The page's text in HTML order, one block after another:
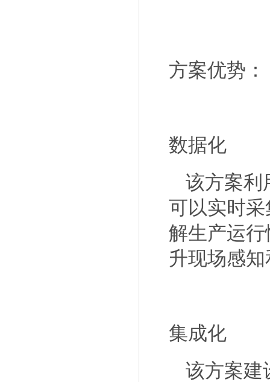
方案优势：
数据化
该方案利
可以实时
解生产运
升现场感
集成化
该方案建